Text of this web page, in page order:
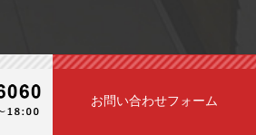
お問い合わせフォーム